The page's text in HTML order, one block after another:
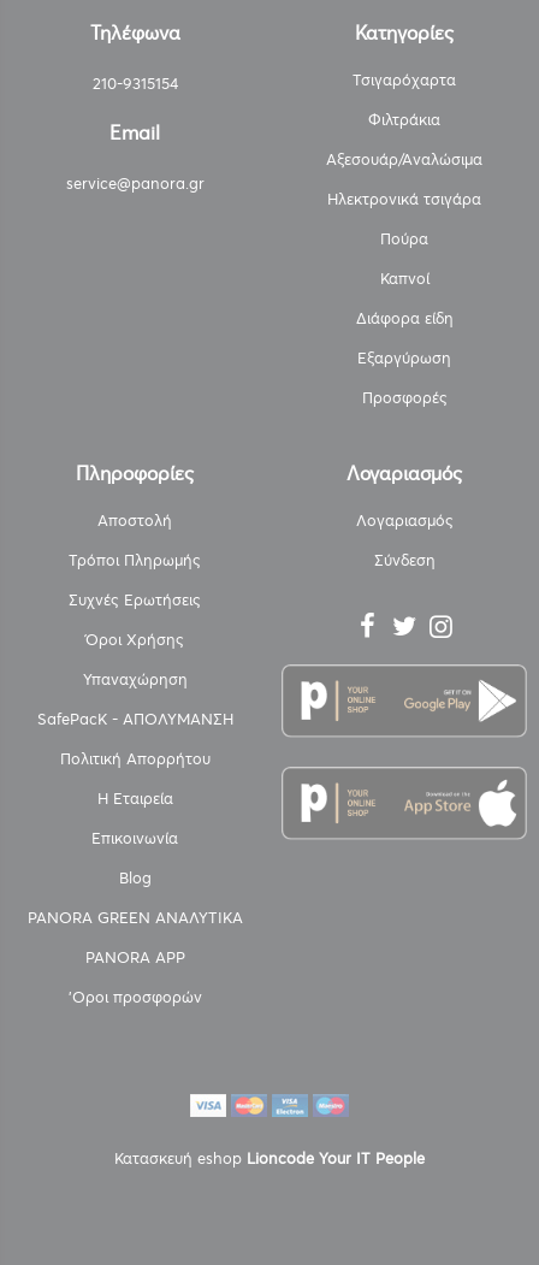
Τηλέφωνα
210-9315154
Email
service@panora.gr
Κατηγορίες
Τσιγαρόχαρτα
Φιλτράκια
Αξεσουάρ/Αναλώσιμα
Ηλεκτρονικά τσιγάρα
Πούρα
Καπνοί
Διάφορα είδη
Εξαργύρωση
Προσφορές
Πληροφορίες
Αποστολή
Τρόποι Πληρωμής
Συχνές Ερωτήσεις
Όροι Χρήσης
Υπαναχώρηση
SafePacK - ΑΠΟΛΥΜΑΝΣΗ
Πολιτική Απορρήτου
Η Εταιρεία
Επικοινωνία
Blog
PANORA GREEN ΑΝΑΛΥΤΙΚΑ
PANORA APP
'Οροι προσφορών
Λογαριασμός
Λογαριασμός
Σύνδεση
Κατασκευή eshop Lioncode Your IT People